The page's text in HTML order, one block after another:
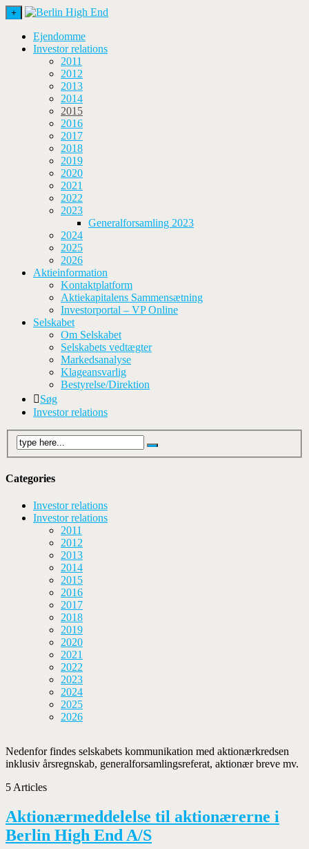
+
Ejendomme
Investor relations
2011
2012
2013
2014
2015
2016
2017
2018
2019
2020
2021
2022
2023
Generalforsamling 2023
2024
2025
2026
Aktieinformation
Kontaktplatform
Aktiekapitalens Sammensætning
Investorportal – VP Online
Selskabet
Om Selskabet
Selskabets vedtægter
Markedsanalyse
Klageansvarlig
Bestyrelse/Direktion
Søg
Investor relations
Categories
Investor relations
Investor relations
2011
2012
2013
2014
2015
2016
2017
2018
2019
2020
2021
2022
2023
2024
2025
2026
Nedenfor findes selskabets kommunikation med aktionærkredsen
inklusiv årsregnskab, generalforsamlingsreferat, aktionær breve mv.
5 Articles
Aktionærmeddelelse til aktionærerne i
Berlin High End A/S